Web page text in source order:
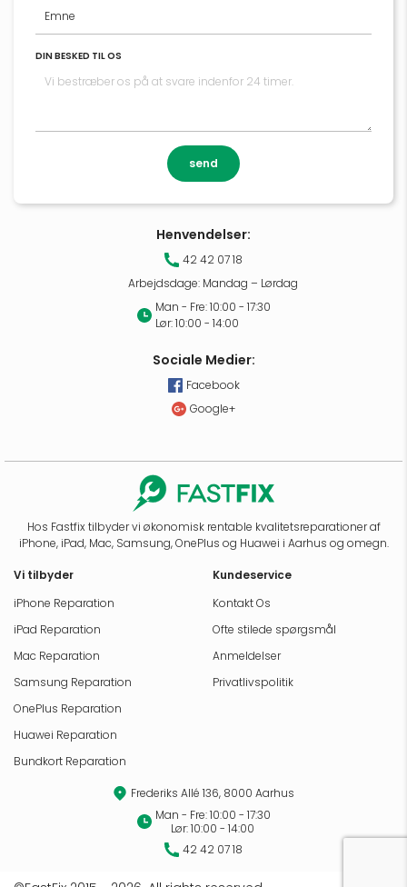
DIN BESKED TIL OS
send
Henvendelser:
42 42 07 18
Arbejdsdage: Mandag – Lørdag
Man - Fre: 10:00 - 17:30
Lør: 10:00 - 14:00
Sociale Medier:
Facebook
Google+
Hos Fastfix tilbyder vi økonomisk rentable kvalitetsreparationer af
iPhone, iPad, Mac, Samsung, OnePlus og Huawei i Aarhus og omegn.
Vi tilbyder
iPhone Reparation
iPad Reparation
Mac Reparation
Samsung Reparation
OnePlus Reparation
Huawei Reparation
Bundkort Reparation
Kundeservice
Kontakt Os
Ofte stilede spørgsmål
Anmeldelser
Privatlivspolitik
Frederiks Allé 136, 8000 Aarhus
Man - Fre: 10:00 - 17:30
Lør: 10:00 - 14:00
42 42 07 18